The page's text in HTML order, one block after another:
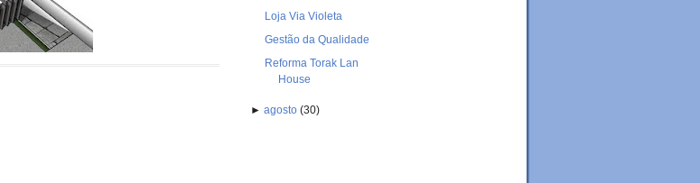
Loja Via Violeta
Gestão da Qualidade
Reforma Torak Lan
House
►agosto(30)